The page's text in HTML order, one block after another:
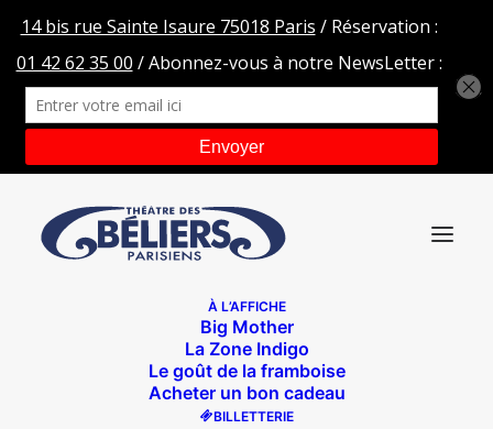
À L’AFFICHE
Big Mother
La Zone Indigo
Le goût de la framboise
Acheter un bon cadeau
BILLETTERIE
Michel-logo-site-rouge
Les Rochambelles Michel-logo-site-rouge